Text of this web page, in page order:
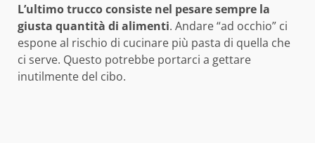
L’ultimo trucco consiste nel pesare sempre la
giusta quantità di alimenti. Andare “ad occhio” ci
espone al rischio di cucinare più pasta di quella che
ci serve. Questo potrebbe portarci a gettare
inutilmente del cibo.